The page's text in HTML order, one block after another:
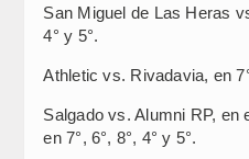
San Miguel de Las Heras
4° y 5°.
Athletic vs. Rivadavia, en
Salgado vs. Alumni RP, en
en 7°, 6°, 8°, 4° y 5°.